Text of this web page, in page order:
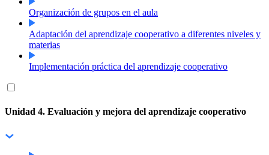
Organización de grupos en el aula
Adaptación del aprendizaje cooperativo a diferentes niveles y
materias
Implementación práctica del aprendizaje cooperativo
Unidad 4. Evaluación y mejora del aprendizaje cooperativo